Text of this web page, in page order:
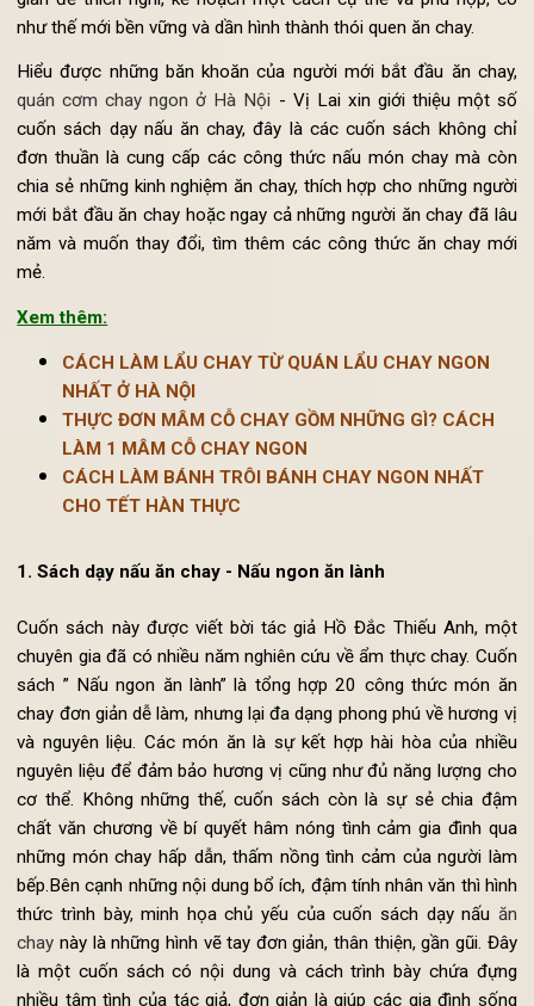
Để ăn chay hiệu quả và lâu dài thì cần phải có phương pháp,
gian để thích nghi, kế hoạch một cách cụ thể và phù hợp,
như thế mới bền vững và dần hình thành thói quenăn chay
Hiểu được những băn khoăn của người mới bắt đầu ăn
quán cơm chay ngon ở Hà Nội - Vị Lai xin giới thiệu một
cuốn sách dạy nấu ăn chay, đây là các cuốn sách không
đơn thuần là cung cấp các công thức nấu món chay mà
chia sẻ những kinh nghiệm ăn chay, thích hợp cho những
năm và muốn thay đổi, tìm thêm các công thức ăn chay
Xem thêm:
CÁCH LÀM LẨU CHAY TỪ QUÁN LẨU CHAY NGON
NHẤT Ở HÀ NỘI
THỰC ĐƠN MÂM CỖ CHAY GỒM NHỮNG GÌ? CÁCH
CÁCH LÀM BÁNH TRÔI BÁNH CHAY NGON NHẤT
1. Sách dạy nấu ăn chay - Nấu ngon ăn lành
Cuốn sách này được viết bời tác giả Hồ Đắc Thiếu Anh,
chuyên gia đã có nhiều năm nghiên cứu về ẩm thực chay.
sách ” Nấu ngon ăn lành” là tổng hợp 20 công thức món
chay đơn giản dễ làm, nhưng lại đa dạng phong phú về hương
và nguyên liệu. Các món ăn là sự kết hợp hài hòa của
nguyên liệu để đảm bảo hương vị cũng như đủ năng lượng
cơ thể. Không những thế, cuốn sách còn là sự sẻ chia
chất văn chương về bí quyết hâm nóng tình cảm gia đình
những món chay hấp dẫn, thấm nồng tình cảm của người
bếp.Bên cạnh những nội dung bổ ích, đậm tính nhân văn thì